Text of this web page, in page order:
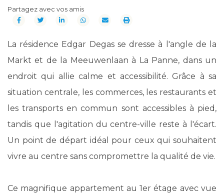
Partagez avec vos amis
La résidence Edgar Degas se dresse à l'angle de la
Markt et de la Meeuwenlaan à La Panne, dans un
endroit qui allie calme et accessibilité. Grâce à sa
situation centrale, les commerces, les restaurants et
les transports en commun sont accessibles à pied,
tandis que l'agitation du centre-ville reste à l'écart.
Un point de départ idéal pour ceux qui souhaitent
vivre au centre sans compromettre la qualité de vie.
Ce magnifique appartement au 1er étage avec vue